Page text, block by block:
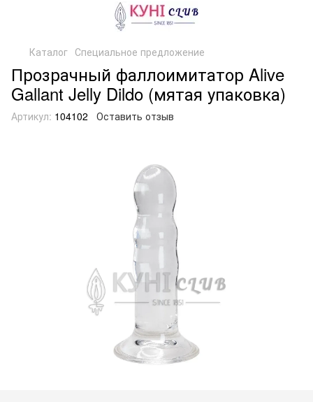
Каталог Специальное предложение
Прозрачный фаллоимитатор Alive
Gallant Jelly Dildo (мятая упаковка)
Артикул: 104102 Оставить отзыв